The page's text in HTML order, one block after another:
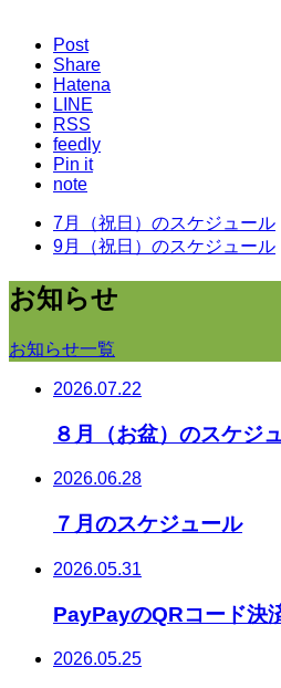
Post
Share
Hatena
LINE
RSS
feedly
Pin it
note
7月（祝日）のスケジュール
9月（祝日）のスケジュール
お知らせ
お知らせ一覧
2026.07.22
８月（お盆）のスケジ
2026.06.28
７月のスケジュール
2026.05.31
PayPayのQRコード決
2026.05.25